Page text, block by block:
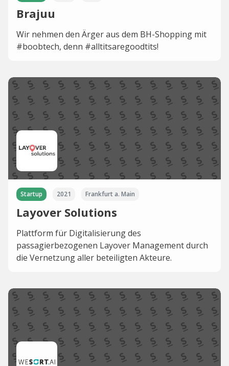
Brajuu
Wir nehmen den Ärger aus dem BH-Shopping mit
#boobtech, denn #alltitsaregoodtits!
Startup 2021 Frankfurt a. Main
Layover Solutions
Plattform für Digitalisierung des
passagierbezogenen Layover Management durch
die Vernetzung aller beteiligten Akteure.